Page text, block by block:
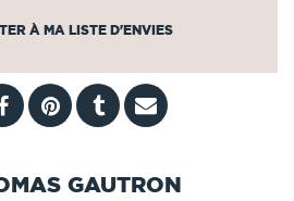
À MA LISTE D'ENVIES
GAUTRON